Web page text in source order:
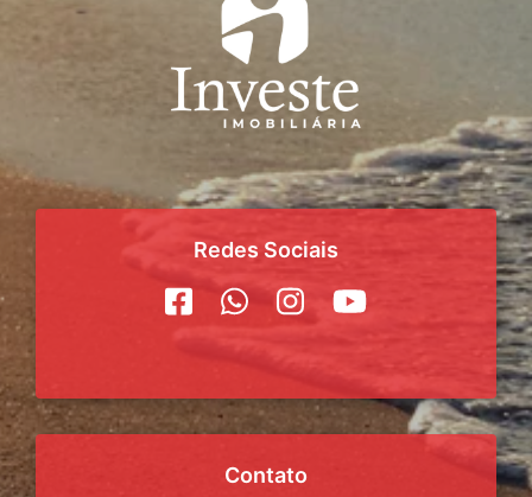
Redes Sociais
Contato